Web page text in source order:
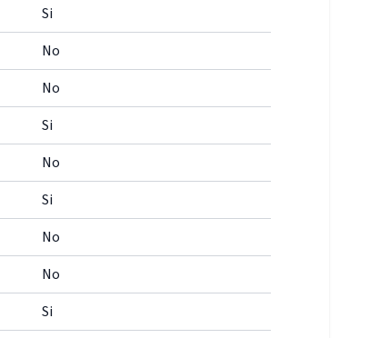
Si
No
No
Si
No
Si
No
No
Si